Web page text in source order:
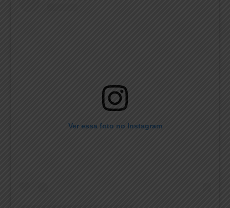
Ver essa foto no Instagram